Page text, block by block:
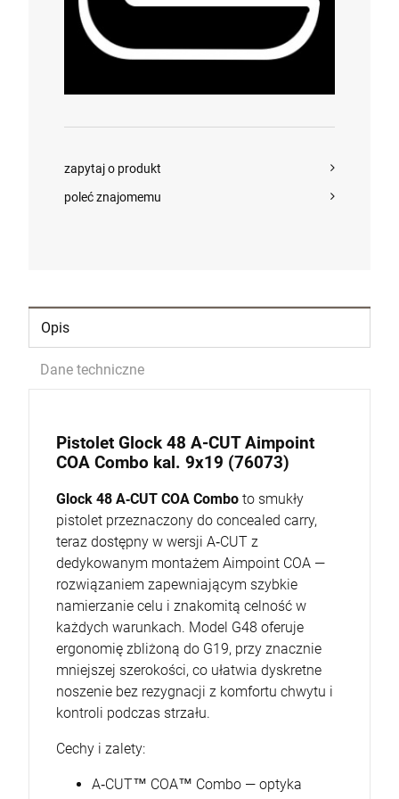
zapytaj o produkt
poleć znajomemu
Opis
Dane techniczne
Pistolet Glock 48 A-CUT Aimpoint
COA Combo kal. 9x19 (76073)
Glock 48 A‑CUT COA Combo to smukły
pistolet przeznaczony do concealed carry,
teraz dostępny w wersji A‑CUT z
dedykowanym montażem Aimpoint COA —
rozwiązaniem zapewniającym szybkie
namierzanie celu i znakomitą celność w
każdych warunkach. Model G48 oferuje
ergonomię zbliżoną do G19, przy znacznie
mniejszej szerokości, co ułatwia dyskretne
noszenie bez rezygnacji z komfortu chwytu i
kontroli podczas strzału.
Cechy i zalety:
A‑CUT™ COA™ Combo — optyka